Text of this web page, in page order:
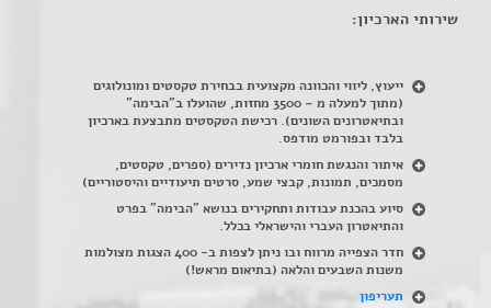
שירותי הארכיון:
ייעוץ, ליווי והכוונה מקצועית בבחירת טקסטים ומונולוגים
(מתוך למעלה מ – 3500 מחזות, שהועלו ב"הבימה"
ובתיאטרונים השונים). רכישת הטקסטים מתבצעת בארכיון
בלבד ובפורמט מודפס.
איתור והנגשת חומרי ארכיון נדירים (ספרים, טקסטים,
מסמכים, תמונות, קבצי שמע, סרטים תיעודיים והיסטוריים)
סיוע בהכנת עבודות ותחקירים בנושא "הבימה" בפרט
והתיאטרון העברי והישראלי בכלל.
חדר הצפייה מרווח ובו ניתן לצפות ב- 400 הצגות מצולמות
משנות השבעים והלאה (בתיאום מראש!)
תעריפון